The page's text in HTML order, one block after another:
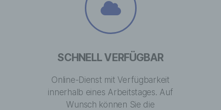
SCHNELL VERFÜGBAR
Online-Dienst mit Verfügbarkeit
innerhalb eines Arbeitstages. Auf
Wunsch können Sie die
Zuordnung zu einer Kennung wie einem
Namen, zu einer Kennnummer, zu
Standortdaten, zu einer Online-Kennung
oder zu einem oder mehreren besonderen
physiologischen, genetischen,
oder sozialen Identität dieser natürlichen
Person sind, identifiziert werden kann.